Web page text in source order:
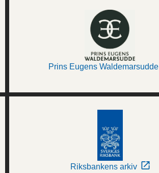
Prins Eugens Waldemarsudde
Riksbankens arkiv